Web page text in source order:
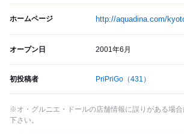
ホームページ http://aquadina.com/
オープン日 2001年6月
初投稿者 PriPriGo （431）
※オ・グルニエ・ドールの店舗情報に誤りがある場
下さい。